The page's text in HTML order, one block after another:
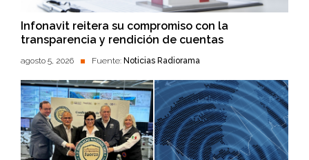
Infonavit reitera su compromiso con la
transparencia y rendición de cuentas
agosto 5, 2026 Fuente: Noticias Radiorama